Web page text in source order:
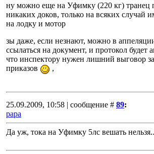
ну можно еще на Уфимку (220 кг) транец
никаких доков, только на всяких случай
на лодку и мотор
зы даже, если незнают, можно в
ссылаться на документ, и протокол
что инспектору нужен лишний выговор
приказов
,
25.09.2009, 10:58 | сообщение # 89:
papa
Да уж, тока на Уфимку 5лс вешать